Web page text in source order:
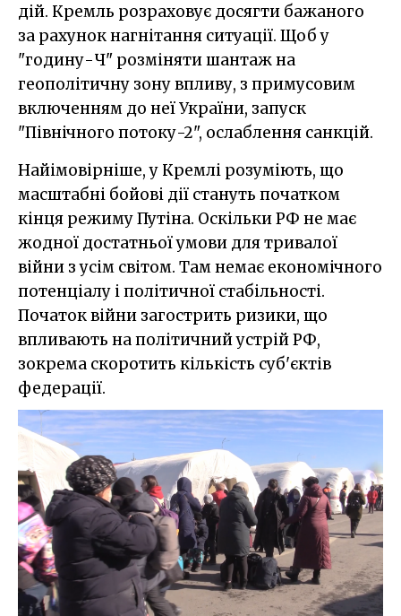
дій. Кремль розраховує досягти бажаного
за рахунок нагнітання ситуації. Щоб у
"годину-Ч" розміняти шантаж на
геополітичну зону впливу, з примусовим
включенням до неї України, запуск
"Північного потоку-2", ослаблення санкцій.
Найімовірніше, у Кремлі розуміють, що
масштабні бойові дії стануть початком
кінця режиму Путіна. Оскільки РФ не має
жодної достатньої умови для тривалої
війни з усім світом. Там немає економічного
потенціалу і політичної стабільності.
Початок війни загострить ризики, що
впливають на політичний устрій РФ,
зокрема скоротить кількість суб'єктів
федерації.